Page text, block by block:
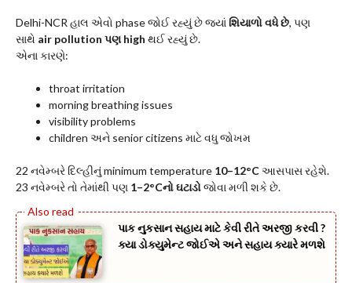
Delhi-NCR હાલ એવો phase જોઈ રહ્યું છે જ્યાં શિયાળો વધે છે, પણ
સાથે air pollution પણ high થઈ રહ્યું છે.
એના કારણે:
throat irritation
morning breathing issues
visibility problems
children અને senior citizens માટે વધુ જોખમ
22 નવેમ્બરે દિલ્હીનું minimum temperature 10–12°Cઆસપાસ રહેશે.
23 નવેમ્બરે તો તેમાંથી પણ 1–2°Cનો ઘટાડોજોવા મળી શકે છે.
પાક નુકસાન સહાય માટે કેવી રીતે અરજી કરવી ?
ક્યા ડોક્યુમેન્ટ જોઈએ અને સહાય ક્યારે મળશે